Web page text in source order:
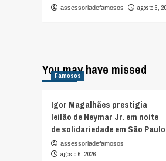
assessoriadefamosos agosto 6,
You may have missed
Famosos
Igor Magalhães prestigia
leilão de Neymar Jr. em noite
de solidariedade em São Paulo
assessoriadefamosos
agosto 6, 2026